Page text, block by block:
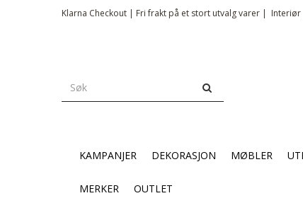
Klarna Checkout | Fri frakt på et stort utvalg varer | Interiør
KAMPANJER DEKORASJON MØBLER
MERKER OUTLET